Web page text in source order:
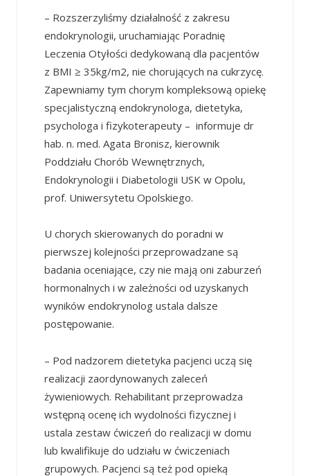
– Rozszerzyliśmy działalność z zakresu
endokrynologii, uruchamiając Poradnię
Leczenia Otyłości dedykowaną dla pacjentów
z BMI ≥ 35kg/m2, nie chorujących na cukrzycę.
Zapewniamy tym chorym kompleksową opiekę
specjalistyczną endokrynologa, dietetyka,
psychologa i fizykoterapeuty – informuje dr
hab. n. med. Agata Bronisz, kierownik
Poddziału Chorób Wewnętrznych,
Endokrynologii i Diabetologii USK w Opolu,
prof. Uniwersytetu Opolskiego.
U chorych skierowanych do poradni w
pierwszej kolejności przeprowadzane są
badania oceniające, czy nie mają oni zaburzeń
hormonalnych i w zależności od uzyskanych
wyników endokrynolog ustala dalsze
postępowanie.
– Pod nadzorem dietetyka pacjenci uczą się
realizacji zaordynowanych zaleceń
żywieniowych. Rehabilitant przeprowadza
wstępną ocenę ich wydolności fizycznej i
ustala zestaw ćwiczeń do realizacji w domu
lub kwalifikuje do udziału w ćwiczeniach
grupowych. Pacjenci są też pod opieką